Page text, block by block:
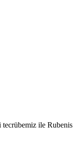
tecrübemiz ile Rubenis